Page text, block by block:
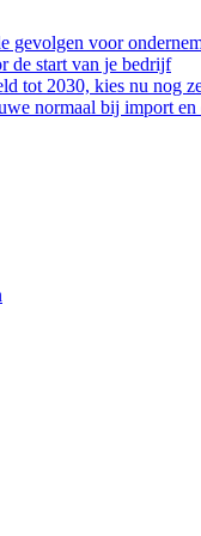
gevolgen voor
de start van je bedrijf
tot 2030, kies nu nog
normaal bij import en